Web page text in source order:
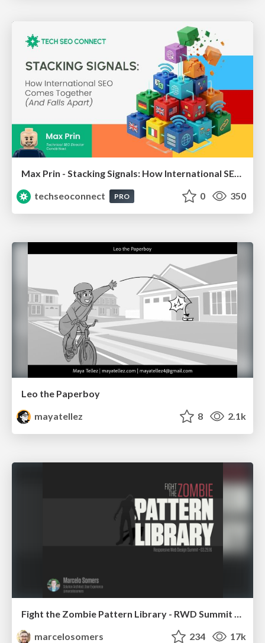
techseoconnect
PRO 0 350
Leo the Paperboy
mayatellez
8 2.1k
Fight the Zombie Pattern Library - RWD Summit 2016
marcelosomers
234 17k